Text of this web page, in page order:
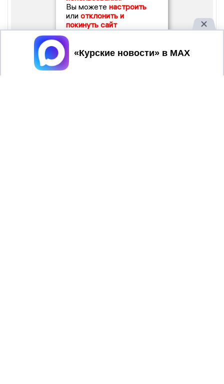
Вы можете настроить
или отклонить и
покинуть сайт
Принять